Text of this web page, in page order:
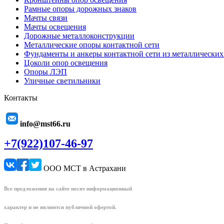
Рамные опоры дорожных знаков
Мачты связи
Мачты освещения
Дорожные металлоконструкции
Металлические опоры контактной сети
Фундаменты и анкеры контактной сети из
Цоколи опор освещения
Опоры ЛЭП
Уличные светильники
Контакты
info@mst66.ru
+7(922)107-46-97
ООО МСТ в Астрахани
Все предложения на сайте носят информационный
характер и не являются публичной офертой.